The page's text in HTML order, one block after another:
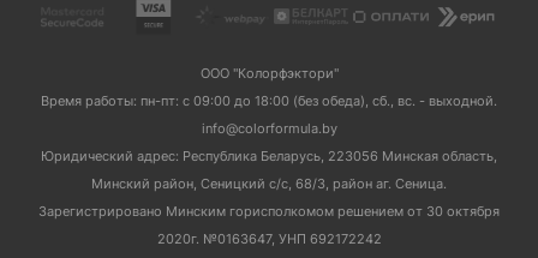
ООО "Колорфэктори"
Время работы: пн-пт: с 09:00 до 18:00 (без обеда), сб., вс. - выходной.
info@colorformula.by
Юридический адрес: Республика Беларусь, 223056 Минская область,
Минский район, Сеницкий с/с, 68/3, район аг. Сеница.
Зарегистрировано Минским горисполкомом решением от 30 октября
2020г. №0163647, УНП 692172242